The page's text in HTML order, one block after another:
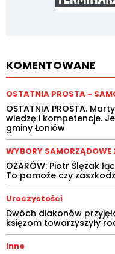
KOMENTOWANE
OSTATNIA PROSTA -
OSTATNIA PROSTA.
wiedzę i kompetencje.
gminy Łoniów
WYBORY SAMORZĄDOWE
OŻARÓW: Piotr Ślęzak
To pomoże czy
Uroczystości
Dwóch diakonów
księżom towarzyszyły
Inne